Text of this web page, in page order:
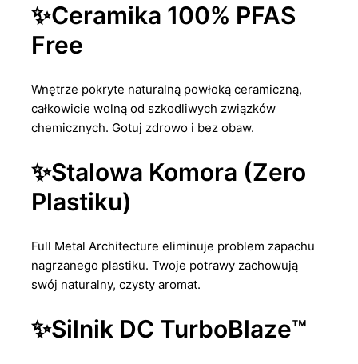
✨Ceramika 100% PFAS
Free
Wnętrze pokryte naturalną powłoką ceramiczną,
całkowicie wolną od szkodliwych związków
chemicznych. Gotuj zdrowo i bez obaw.
✨Stalowa Komora (Zero
Plastiku)
Full Metal Architecture eliminuje problem zapachu
nagrzanego plastiku. Twoje potrawy zachowują
swój naturalny, czysty aromat.
✨Silnik DC TurboBlaze™